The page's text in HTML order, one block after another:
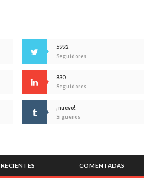
5992
Seguidores
830
Seguidores
¡nuevo!
Síguenos
RECIENTES COMENTADAS